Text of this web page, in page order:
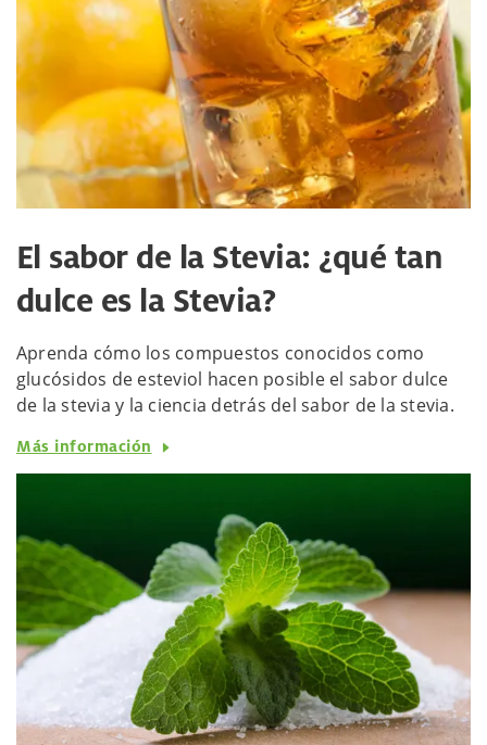
El sabor de la Stevia: ¿qué tan
dulce es la Stevia?
Aprenda cómo los compuestos conocidos como
glucósidos de esteviol hacen posible el sabor dulce
de la stevia y la ciencia detrás del sabor de la stevia.
Más información